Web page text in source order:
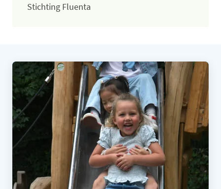
Stichting Fluenta